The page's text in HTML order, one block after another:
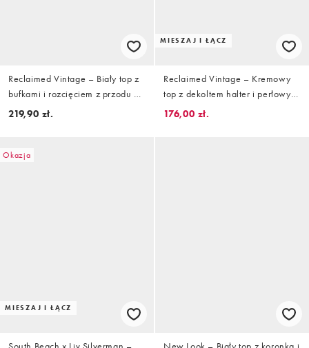
Reclaimed Vintage – Biały top z
bufkami i rozcięciem z przodu z
haftem angielskim
219,90 zł.
MIESZAJ I ŁĄCZ
Reclaimed Vintage – Kremowy
top z dekoltem halter i perłowymi
guzikami
176,00 zł.
Okazja
MIESZAJ I ŁĄCZ